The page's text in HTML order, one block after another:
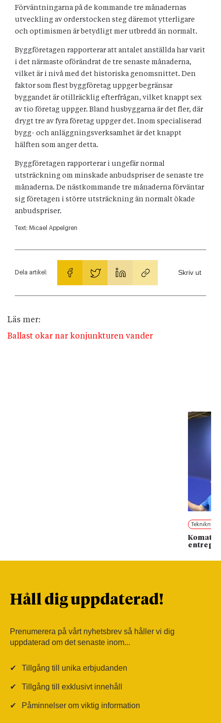
Förväntningarna på de kommande tre månadernas
utveckling av orderstocken steg däremot ytterligare
och optimismen är betydligt mer utbredd än normalt.
Byggföretagen rapporterar att antalet anställda har varit
i det närmaste oförändrat de tre senaste månaderna,
vilket är i nivå med det historiska genomsnittet. Den
faktor som flest byggföretag uppger begränsar
byggandet är otillräcklig efterfrågan, vilket knappt sex
av tio företag uppger. Bland husbyggarna är det fler, där
drygt tre av fyra företag uppger det. Inom specialiserad
bygg- och anläggningsverksamhet är det knappt
hälften som anger detta.
Byggföretagen rapporterar i ungefär normal
utsträckning om minskade anbudspriser de senaste tre
månaderna. De nästkommande tre månaderna förväntar
sig företagen i större utsträckning än normalt ökade
anbudspriser.
Text: Micael Appelgren
Dela artikel: Skriv ut
Läs mer:
Ballast okar nar konjunkturen vander
Tekniknytt
Håll dig uppdaterad!
Prenumerera på vårt nyhetsbrev så håller vi dig
uppdaterad om det senaste inom...
✔ Tillgång till unika erbjudanden
✔ Tillgång till exklusivt innehåll
✔ Påminnelser om viktig information